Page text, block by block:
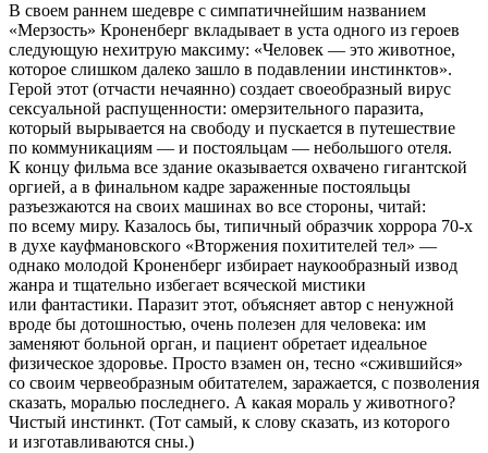
В своем раннем шедевре с симпатичнейшим названием
«Мерзость» Кроненберг вкладывает в уста одного из героев
следующую нехитрую максиму: «Человек — это животное,
которое слишком далеко зашло в подавлении инстинктов».
Герой этот (отчасти нечаянно) создает своеобразный вирус
сексуальной распущенности: омерзительного паразита,
который вырывается на свободу и пускается в путешествие
по коммуникациям — и постояльцам — небольшого отеля.
К концу фильма все здание оказывается охвачено гигантской
оргией, а в финальном кадре зараженные постояльцы
разъезжаются на своих машинах во все стороны, читай:
по всему миру. Казалось бы, типичный образчик хоррора 70-х
в духе кауфмановского «Вторжения похитителей тел» —
однако молодой Кроненберг избирает наукообразный извод
жанра и тщательно избегает всяческой мистики
или фантастики. Паразит этот, объясняет автор с ненужной
вроде бы дотошностью, очень полезен для человека: им
заменяют больной орган, и пациент обретает идеальное
физическое здоровье. Просто взамен он, тесно «сжившийся»
со своим червеобразным обитателем, заражается, с позволения
сказать, моралью последнего. А какая мораль у животного?
Чистый инстинкт. (Тот самый, к слову сказать, из которого
и изготавливаются сны.)